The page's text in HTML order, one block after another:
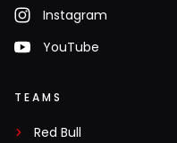
Instagram
YouTube
TEAMS
Red Bull